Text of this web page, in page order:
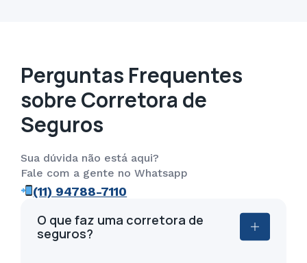
Perguntas Frequentes
sobre Corretora de
Seguros
Sua dúvida não está aqui?
Fale com a gente no Whatsapp
(11) 94788-7110
O que faz uma corretora de
seguros?